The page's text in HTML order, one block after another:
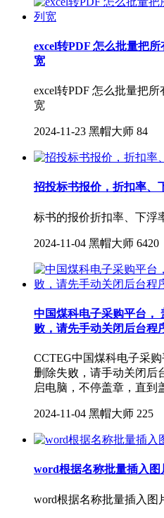
excel转PDF 怎么批量把
宽
excel转PDF 怎么批量把
宽
2024-11-23 黑帽大师 84
招投标书报价，折扣率、
标书的报价折扣率、下浮
2024-11-04 黑帽大师 6420
中国煤科电子采购平台，
败，请先手动关闭后台程
CCTEG中国煤科电子采
删除失败，请手动关闭后
启电脑，不停盖章，直到
2024-11-04 黑帽大师 225
word根据名称批量插入图
word根据名称批量插入图